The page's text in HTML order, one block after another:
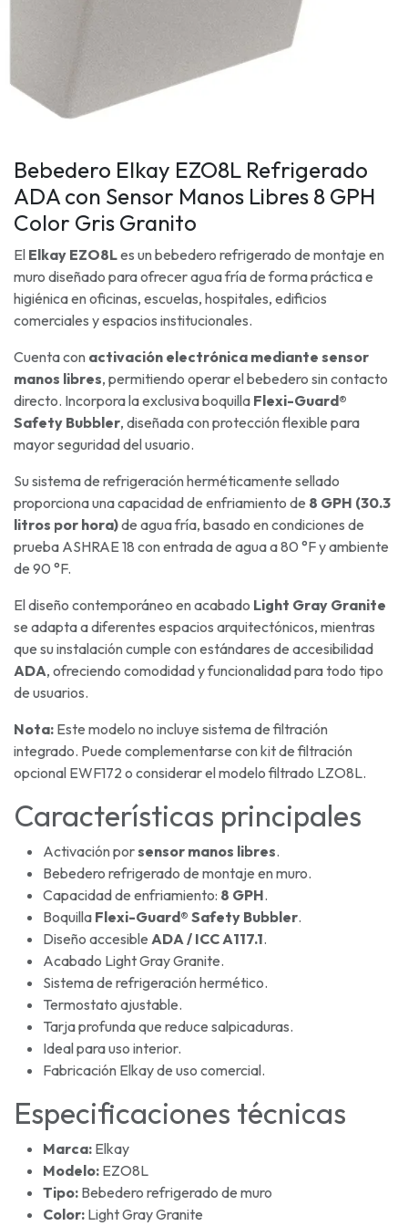
Bebedero Elkay EZO8L Refrigerado
ADA con Sensor Manos Libres 8 GPH
Color Gris Granito
El Elkay EZO8Les un bebedero refrigerado de montaje en
muro diseñado para ofrecer agua fría de forma práctica e
higiénica en oficinas, escuelas, hospitales, edificios
comerciales y espacios institucionales.
Cuenta con activación electrónica mediante sensor
manos libres, permitiendo operar el bebedero sin contacto
directo. Incorpora la exclusiva boquilla Flexi-Guard®
Safety Bubbler, diseñada con protección flexible para
mayor seguridad del usuario.
Su sistema de refrigeración herméticamente sellado
proporciona una capacidad de enfriamiento de 8 GPH (30.3
litros por hora)de agua fría, basado en condiciones de
prueba ASHRAE 18 con entrada de agua a 80 °F y ambiente
de 90 °F.
El diseño contemporáneo en acabado Light Gray Granite
se adapta a diferentes espacios arquitectónicos, mientras
que su instalación cumple con estándares de accesibilidad
ADA, ofreciendo comodidad y funcionalidad para todo tipo
de usuarios.
Nota: Este modelo no incluye sistema de filtración
integrado. Puede complementarse con kit de filtración
opcional EWF172 o considerar el modelo filtrado LZO8L.
Características principales
Activación porsensor manos libres.
Bebedero refrigerado de montaje en muro.
Capacidad de enfriamiento: 8 GPH.
Boquilla Flexi-Guard® Safety Bubbler.
Diseño accesible ADA / ICC A117.1.
Acabado Light Gray Granite.
Sistema de refrigeración hermético.
Termostato ajustable.
Tarja profunda que reduce salpicaduras.
Ideal para uso interior.
Fabricación Elkay de uso comercial.
Especificaciones técnicas
Marca: Elkay
Modelo: EZO8L
Tipo: Bebedero refrigerado de muro
Color: Light Gray Granite